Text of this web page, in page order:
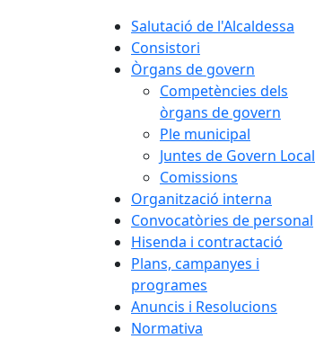
Salutació de l'Alcaldessa
Consistori
Òrgans de govern
Competències dels
òrgans de govern
Ple municipal
Juntes de Govern Local
Comissions
Organització interna
Convocatòries de personal
Hisenda i contractació
Plans, campanyes i
programes
Anuncis i Resolucions
Normativa